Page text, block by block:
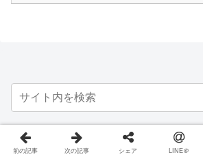
人気の記事（過去7日間の集計）
前の記事 次の記事 シェア LINE＠